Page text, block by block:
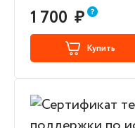
1 700 ₽
Купить